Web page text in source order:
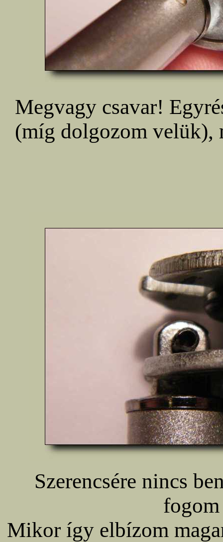
Megvagy csavar!
(míg dolgozom velük),
Szerencsére nincs
Mikor így elbízom